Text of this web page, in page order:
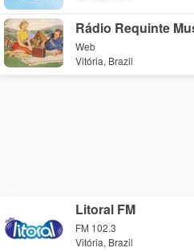
Rádio Requinte
Web
Vitória, Brazil
Litoral FM
FM 102.3
Vitória, Brazil